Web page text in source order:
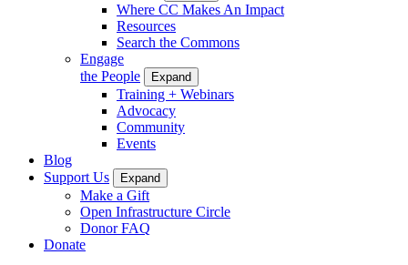
Where CC Makes An Impact
Resources
Search the Commons
Engage
the People
Expand
Training + Webinars
Advocacy
Community
Events
Blog
Support Us
Expand
Make a Gift
Open Infrastructure Circle
Donor FAQ
Donate